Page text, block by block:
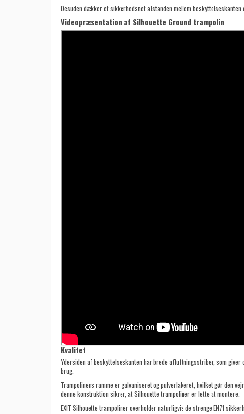
Desuden dækker et sikkerhedsnet afstanden mellem
Videopræsentation af Silhouette Ground trampolin
Kvalitet
Ydersiden af beskyttelseskanten har brede afluftningsstriber, som
brug.
Trampolinens ramme er galvaniseret og pulverlakeret, hvilket gør den
denne konstruktion sikrer, at Silhouette trampoliner er lette at montere.
EXIT Silhouette trampoliner overholder naturligvis de strenge EN71